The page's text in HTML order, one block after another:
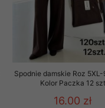
Spodnie damskie Roz 5XL-
Kolor Paczka 12 szt
16.00 zł